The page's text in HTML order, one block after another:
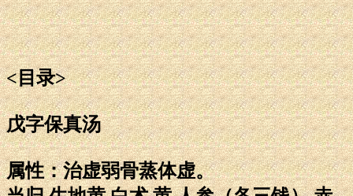
<目录>
戊字保真汤
属性：治虚弱骨蒸体虚。